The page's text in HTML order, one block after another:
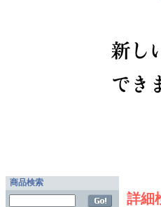
商品検索
詳細